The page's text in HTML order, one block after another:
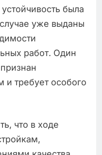
была
уже выданы
работ. Один
требует особого
что в ходе